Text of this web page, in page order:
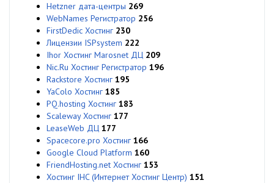
Hetzner дата-центры 269
WebNames Регистратор 256
FirstDedic Хостинг 230
Лицензии ISPsystem 222
Ihor Хостинг Marosnet ДЦ 209
Nic.Ru Хостинг Регистратор 196
Rackstore Хостинг 195
YaColo Хостинг 185
PQ.hosting Хостинг 183
Scaleway Хостинг 177
LeaseWeb ДЦ 177
Spacecore.pro Хостинг 166
Google Cloud Platform 160
FriendHosting.net Хостинг 153
Хостинг IHC (Интернет Хостинг Центр) 151